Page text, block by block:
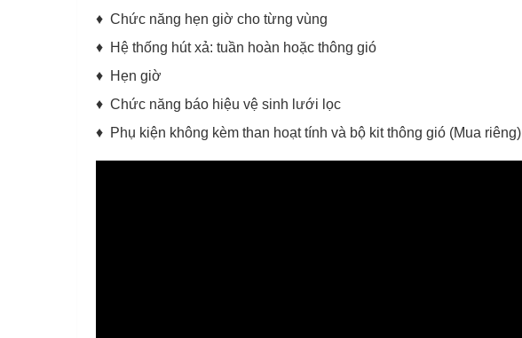
♦ Chức năng hẹn giờ cho từng vùng
♦ Hệ thống hút xả: tuần hoàn hoặc thông gió
♦ Hẹn giờ
♦ Chức năng báo hiệu vệ sinh lưới lọc
♦ Phụ kiện không kèm than hoạt tính và bộ kit thông gió (Mua riêng)